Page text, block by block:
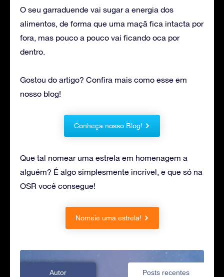
O seu garraduende vai sugar a energia dos
alimentos, de forma que uma maçã fica intacta por
fora, mas pouco a pouco vai ficando oca por
dentro.
Gostou do artigo? Confira mais como esse em
nosso blog!
Conheça nosso Blog!
Que tal nomear uma estrela em homenagem a
alguém? É algo simplesmente incrível, e que só na
OSR você consegue!
Nomeie uma estrela!
Autor Posts recentes